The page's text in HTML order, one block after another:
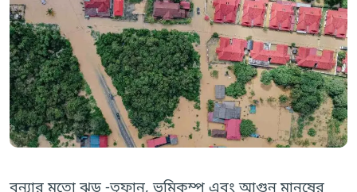
বন্যার মতো ঝড় -তুফান, ভূমিকম্প এবং আগুন মানুষের